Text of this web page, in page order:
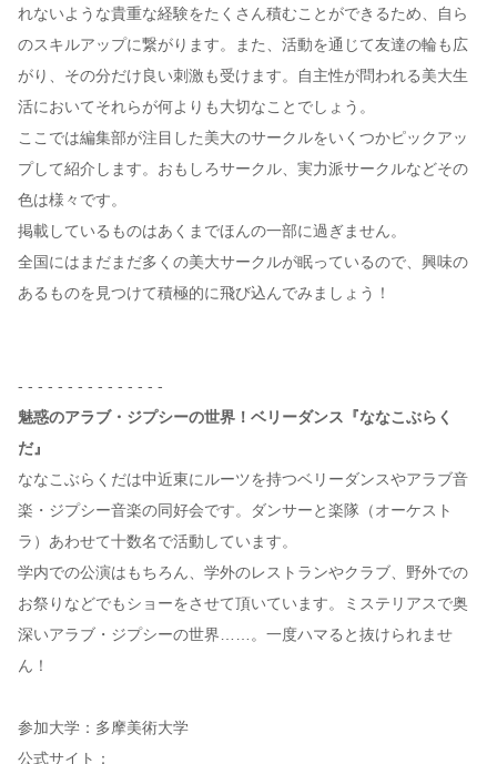
れないような貴重な経験をたくさん積むことができるため、自ら
のスキルアップに繋がります。また、活動を通じて友達の輪も広
がり、その分だけ良い刺激も受けます。自主性が問われる美大生
活においてそれらが何よりも大切なことでしょう。
ここでは編集部が注目した美大のサークルをいくつかピックアッ
プして紹介します。おもしろサークル、実力派サークルなどその
色は様々です。
掲載しているものはあくまでほんの一部に過ぎません。
全国にはまだまだ多くの美大サークルが眠っているので、興味の
あるものを見つけて積極的に飛び込んでみましょう！
- - - - - - - - - - - - - - -
魅惑のアラブ・ジプシーの世界！ベリーダンス『ななこぶらく
だ』
ななこぶらくだは中近東にルーツを持つベリーダンスやアラブ音
楽・ジプシー音楽の同好会です。ダンサーと楽隊（オーケスト
ラ）あわせて十数名で活動しています。
学内での公演はもちろん、学外のレストランやクラブ、野外での
お祭りなどでもショーをさせて頂いています。ミステリアスで奥
深いアラブ・ジプシーの世界……。一度ハマると抜けられませ
ん！
参加大学：多摩美術大学
公式サイト：